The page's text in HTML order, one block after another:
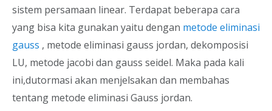
sistem persamaan linear. Terdapat beberapa cara
yang bisa kita gunakan yaitu dengan metode eliminasi
gauss , metode eliminasi gauss jordan, dekomposisi
LU, metode jacobi dan gauss seidel. Maka pada kali
ini,dutormasi akan menjelsakan dan membahas
tentang metode eliminasi Gauss jordan.